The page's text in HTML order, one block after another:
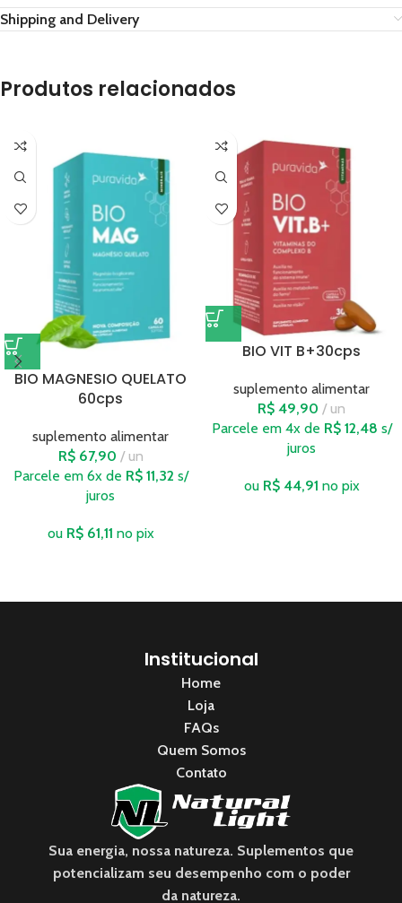
Shipping and Delivery
Produtos relacionados
BIO MAGNESIO QUELATO
60cps
suplemento alimentar
R$67,90
un
Parcele em 6x de R$11,32 s/
juros
ou R$61,11 no pix
BIO VIT B+30cps
suplemento alimentar
R$ 49,90
un
Parcele em 4x de R$12,48 s/
juros
ou R$44,91 no pix
Institucional
Home
Loja
FAQs
Quem Somos
Contato
Sua energia, nossa natureza. Suplementos que
potencializam seu desempenho com o poder
da natureza.